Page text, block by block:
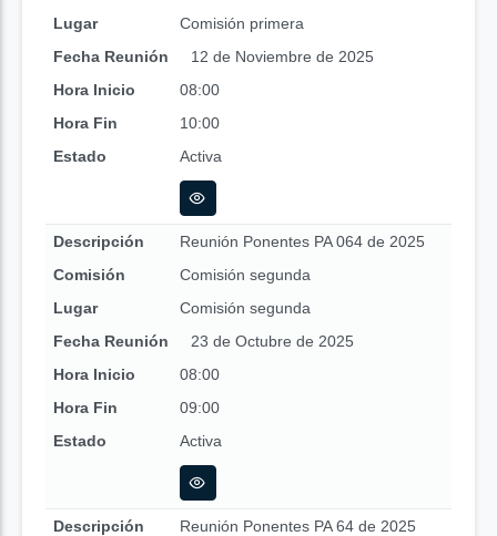
Lugar
Comisión primera
Fecha Reunión
12 de Noviembre de 2025
Hora Inicio
08:00
Hora Fin
10:00
Estado
Activa
Descripción
Reunión Ponentes PA 064 de 2025
Comisión
Comisión segunda
Lugar
Comisión segunda
Fecha Reunión
23 de Octubre de 2025
Hora Inicio
08:00
Hora Fin
09:00
Estado
Activa
Descripción
Reunión Ponentes PA 64 de 2025